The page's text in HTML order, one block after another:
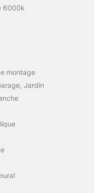
6000k
montage
Jardin